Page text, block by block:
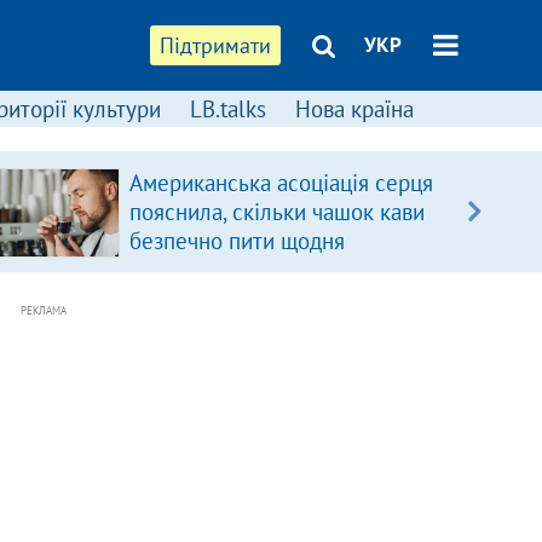
Підтримати УКР
культури LB.talks Нова країна
Американська асоціація серця
пояснила, скільки чашок кави
безпечно пити щодня
РЕКЛАМА